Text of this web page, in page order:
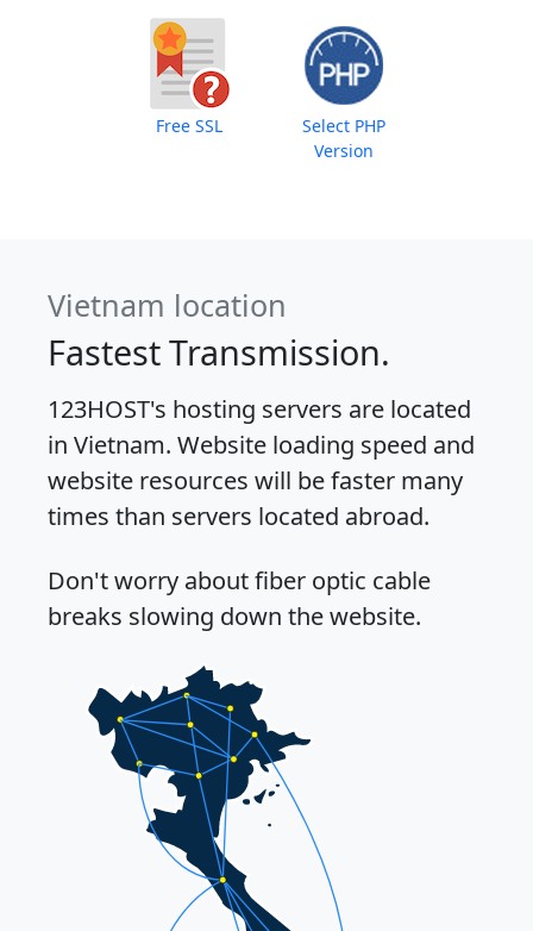
Free SSL
Select PHP
Version
Vietnam location
Fastest Transmission.
123HOST's hosting servers are located
in Vietnam. Website loading speed and
website resources will be faster many
times than servers located abroad.
Don't worry about fiber optic cable
breaks slowing down the website.